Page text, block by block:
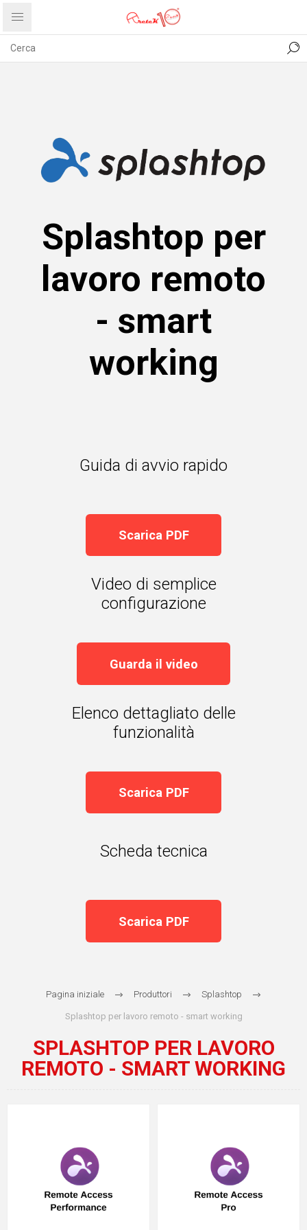
PRIVACY ABOUT US
Splashtop per
lavoro remoto
- smart
working
Guida di avvio rapido
Scarica PDF
Video di semplice
configurazione
Guarda il video
Elenco dettagliato delle
funzionalità
Scarica PDF
Scheda tecnica
Scarica PDF
Pagina iniziale Produttori Splashtop
Splashtop per lavoro remoto - smart working
SPLASHTOP PER LAVORO
REMOTO - SMART WORKING